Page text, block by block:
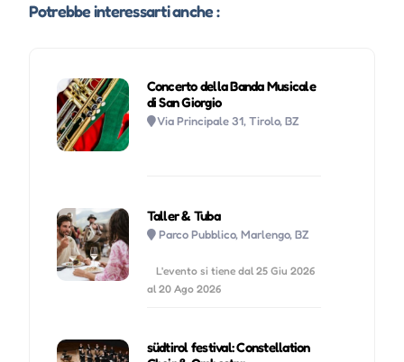
Potrebbe interessarti anche :
Concerto della Banda Musicale
di San Giorgio
Via Principale 31, Tirolo, BZ
Taller & Tuba
Parco Pubblico, Marlengo, BZ
L'evento si tiene dal 25 Giu 2026
al 20 Ago 2026
südtirol festival: Constellation